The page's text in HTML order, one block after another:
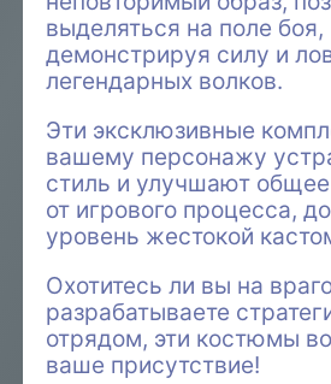
выделяться на поле боя,
демонстрируя силу и
легендарных волков.
Эти эксклюзивные
вашему персонажу
стиль и улучшают общее
от игрового процесса,
уровень жестокой
Охотитесь ли вы на
разрабатываете
отрядом, эти костюмы
ваше присутствие!